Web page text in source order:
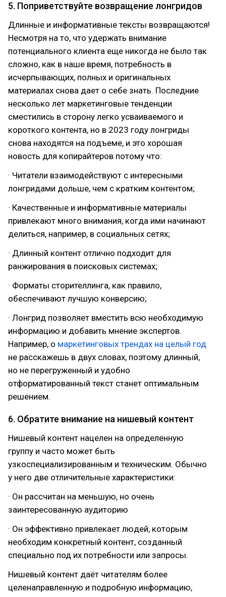
5. Поприветствуйте возвращение лонгридов
Длинные и информативные тексты возвращаются!
Несмотря на то, что удержать внимание
потенциального клиента еще никогда не было так
сложно, как в наше время, потребность в
исчерпывающих, полных и оригинальных
материалах снова дает о себе знать. Последние
несколько лет маркетинговые тенденции
сместились в сторону легко усваиваемого и
короткого контента, но в 2023 году лонгриды
снова находятся на подъеме, и это хорошая
новость для копирайтеров потому что:
· Читатели взаимодействуют с интересными
лонгридами дольше, чем с кратким контентом;
· Качественные и информативные материалы
привлекают много внимания, когда ими начинают
делиться, например, в социальных сетях;
· Длинный контент отлично подходит для
ранжирования в поисковых системах;
· Форматы сторителлинга, как правило,
обеспечивают лучшую конверсию;
· Лонгрид позволяет вместить всю необходимую
информацию и добавить мнение экспертов.
Например, о маркетинговых трендах на целый год
не расскажешь в двух словах, поэтому длинный,
но не перегруженный и удобно
отформатированный текст станет оптимальным
решением.
6. Обратите внимание на нишевый контент
Нишевый контент нацелен на определенную
группу и часто может быть
узкоспециализированным и техническим. Обычно
у него две отличительные характеристики:
· Он рассчитан на меньшую, но очень
заинтересованную аудиторию
· Он эффективно привлекает людей, которым
необходим конкретный контент, созданный
специально под их потребности или запросы.
Нишевый контент даёт читателям более
целенаправленную и подробную информацию,